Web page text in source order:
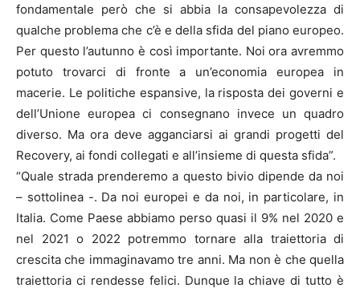
fondamentale però che si abbia la consapevolezza di
qualche problema che c’è e della sfida del piano europeo.
Per questo l’autunno è così importante. Noi ora avremmo
potuto trovarci di fronte a un’economia europea in
macerie. Le politiche espansive, la risposta dei governi e
dell’Unione europea ci consegnano invece un quadro
diverso. Ma ora deve agganciarsi ai grandi progetti del
Recovery, ai fondi collegati e all’insieme di questa sfida”.
“Quale strada prenderemo a questo bivio dipende da noi
– sottolinea -. Da noi europei e da noi, in particolare, in
Italia. Come Paese abbiamo perso quasi il 9% nel 2020 e
nel 2021 o 2022 potremmo tornare alla traiettoria di
crescita che immaginavamo tre anni. Ma non è che quella
traiettoria ci rendesse felici. Dunque la chiave di tutto è